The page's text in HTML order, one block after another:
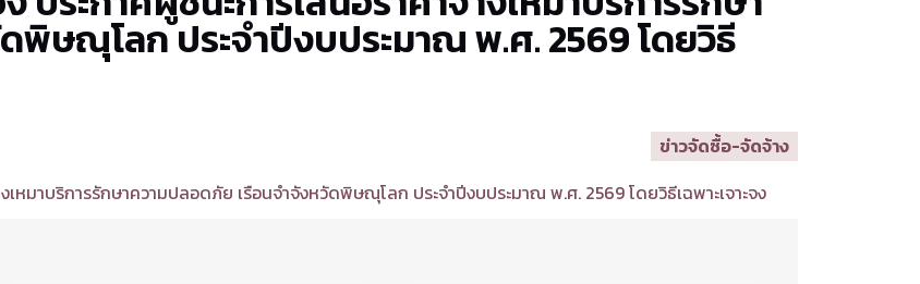
พิษณุโลก ประจำปีงบประมาณ พ.ศ. 2569 โดยวิธี
ข่าวจัดซื้อ-จัดจ้าง
หมาบริการรักษาความปลอดภัย เรือนจำจังหวัดพิษณุโลก ประจำปีงบประมาณ พ.ศ. 2569 โดยวิธีเฉพาะเจาะจง